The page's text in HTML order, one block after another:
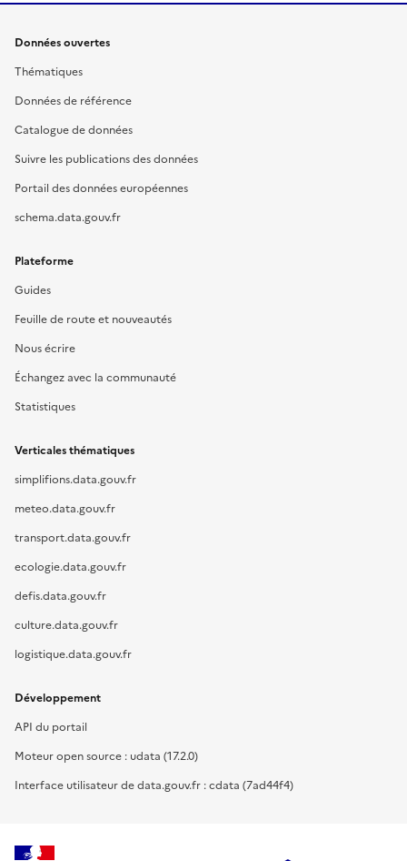
Données ouvertes
Thématiques
Données de référence
Catalogue de données
Suivre les publications des données
Portail des données européennes
schema.data.gouv.fr
Plateforme
Guides
Feuille de route et nouveautés
Nous écrire
Échangez avec la communauté
Statistiques
Verticales thématiques
simplifions.data.gouv.fr
meteo.data.gouv.fr
transport.data.gouv.fr
ecologie.data.gouv.fr
defis.data.gouv.fr
culture.data.gouv.fr
logistique.data.gouv.fr
Développement
API du portail
Moteur open source : udata (17.2.0)
Interface utilisateur de data.gouv.fr : cdata (7ad44f4)